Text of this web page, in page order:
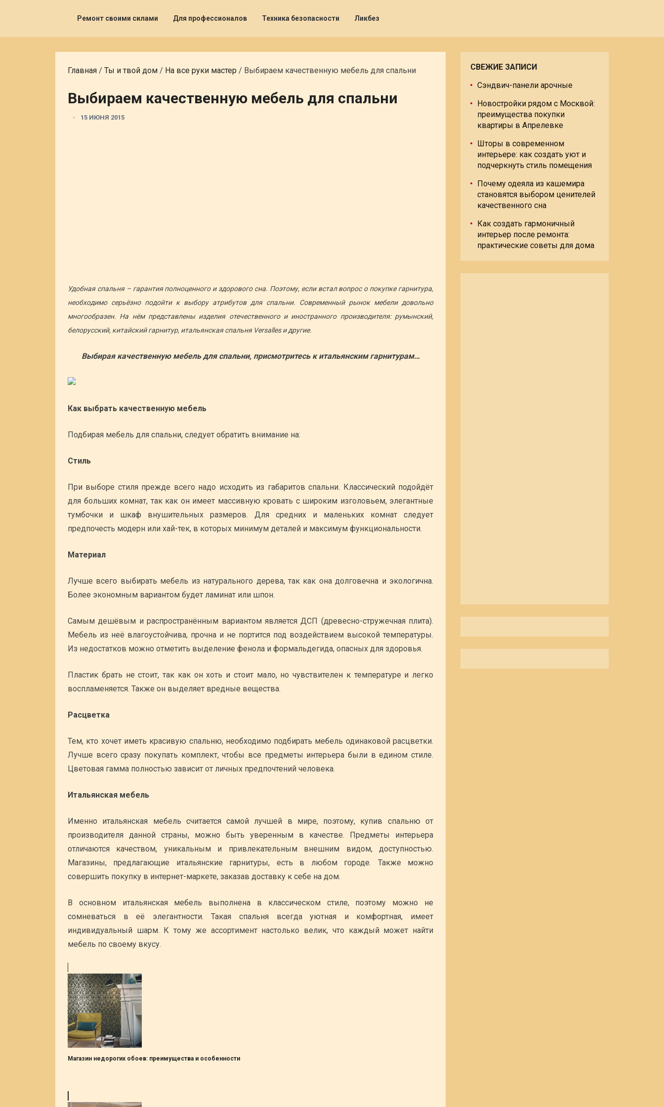
Ремонт своими силами Для профессионалов Техника безопасности Ликбез
Главная / Ты и твой дом / На все руки мастер / Выбираем качественную мебель для спальни
Выбираем качественную мебель для спальни
15 ИЮНЯ 2015
Удобная спальня – гарантия полноценного и здорового сна. Поэтому, если встал вопрос о покупке гарнитура,
необходимо серьёзно подойти к выбору атрибутов для спальни. Современный рынок мебели довольно
многообразен. На нём представлены изделия отечественного и иностранного производителя: румынский,
белорусский, китайский гарнитур, итальянская спальня Versalles и другие.
Выбирая качественную мебель для спальни, присмотритесь к итальянским гарнитурам…
Как выбрать качественную мебель
Подбирая мебель для спальни, следует обратить внимание на:
Стиль
При выборе стиля прежде всего надо исходить из габаритов спальни. Классический подойдёт
для больших комнат, так как он имеет массивную кровать с широким изголовьем, элегантные
тумбочки и шкаф внушительных размеров. Для средних и маленьких комнат следует
предпочесть модерн или хай-тек, в которых минимум деталей и максимум функциональности.
Материал
Лучше всего выбирать мебель из натурального дерева, так как она долговечна и экологична.
Более экономным вариантом будет ламинат или шпон.
Самым дешёвым и распространённым вариантом является ДСП (древесно-стружечная плита).
Мебель из неё влагоустойчива, прочна и не портится под воздействием высокой температуры.
Из недостатков можно отметить выделение фенола и формальдегида, опасных для здоровья.
Пластик брать не стоит, так как он хоть и стоит мало, но чувствителен к температуре и легко
воспламеняется. Также он выделяет вредные вещества.
Расцветка
Тем, кто хочет иметь красивую спальню, необходимо подбирать мебель одинаковой расцветки.
Лучше всего сразу покупать комплект, чтобы все предметы интерьера были в едином стиле.
Цветовая гамма полностью зависит от личных предпочтений человека.
Итальянская мебель
Именно итальянская мебель считается самой лучшей в мире, поэтому, купив спальню от
производителя данной страны, можно быть уверенным в качестве. Предметы интерьера
отличаются качеством, уникальным и привлекательным внешним видом, доступностью.
Магазины, предлагающие итальянские гарнитуры, есть в любом городе. Также можно
совершить покупку в интернет-маркете, заказав доставку к себе на дом.
В основном итальянская мебель выполнена в классическом стиле, поэтому можно не
сомневаться в её элегантности. Такая спальня всегда уютная и комфортная, имеет
индивидуальный шарм. К тому же ассортимент настолько велик, что каждый может найти
мебель по своему вкусу.
Магазин недорогих обоев: преимущества и особенности
СВЕЖИЕ ЗАПИСИ
Сэндвич-панели арочные
Новостройки рядом с Москвой:
преимущества покупки
квартиры в Апрелевке
Шторы в современном
интерьере: как создать уют и
подчеркнуть стиль помещения
Почему одеяла из кашемира
становятся выбором ценителей
качественного сна
Как создать гармоничный
интерьер после ремонта:
практические советы для дома